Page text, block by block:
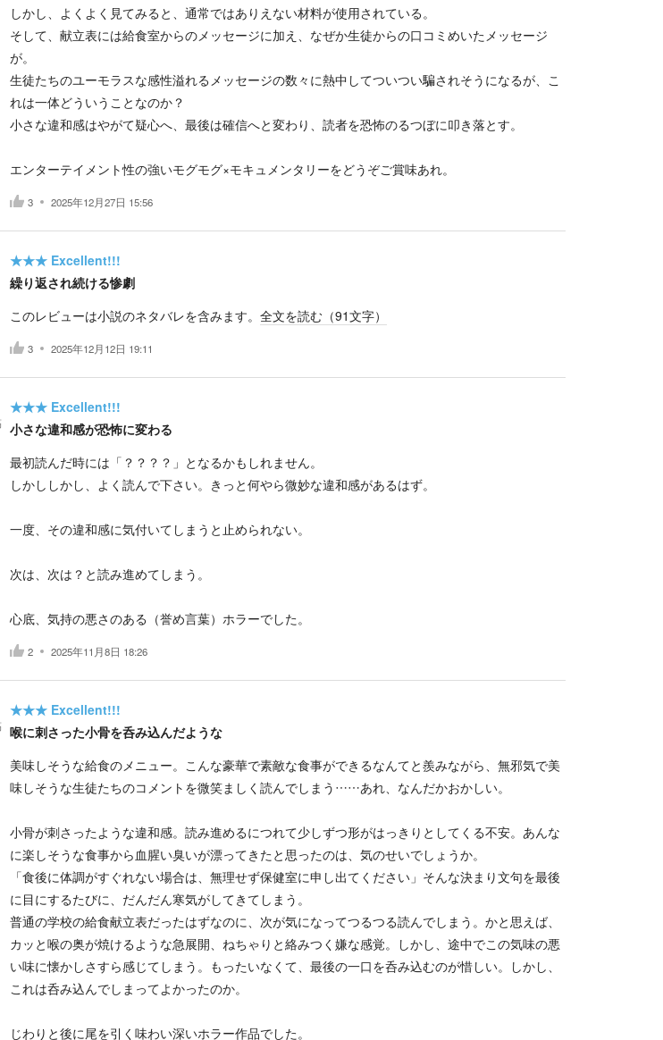
しかし、よくよく見てみると、通常ではありえない材料が使用されている。
そして、献立表には給食室からのメッセージに加え、なぜか生徒からの口コミめいたメッセージ
が。
生徒たちのユーモラスな感性溢れるメッセージの数々に熱中してついつい騙されそうになるが、こ
れは一体どういうことなのか？
小さな違和感はやがて疑心へ、最後は確信へと変わり、読者を恐怖のるつぼに叩き落とす。
エンターテイメント性の強いモグモグ×モキュメンタリーをどうぞご賞味あれ。
3 2025年12月27日 15:56
★★★ Excellent!!!
繰り返され続ける惨劇
このレビューは小説のネタバレを含みます。 全文を読む（91文字）
3 2025年12月12日 19:11
★★★ Excellent!!!
小さな違和感が恐怖に変わる
最初読んだ時には「？？？？」となるかもしれません。
しかししかし、よく読んで下さい。きっと何やら微妙な違和感があるはず。
一度、その違和感に気付いてしまうと止められない。
次は、次は？と読み進めてしまう。
心底、気持の悪さのある（誉め言葉）ホラーでした。
2 2025年11月8日 18:26
★★★ Excellent!!!
喉に刺さった小骨を呑み込んだような
美味しそうな給食のメニュー。こんな豪華で素敵な食事ができるなんてと羨みながら、無邪気で美
味しそうな生徒たちのコメントを微笑ましく読んでしまう……あれ、なんだかおかしい。
小骨が刺さったような違和感。読み進めるにつれて少しずつ形がはっきりとしてくる不安。あんな
に楽しそうな食事から血腥い臭いが漂ってきたと思ったのは、気のせいでしょうか。
「食後に体調がすぐれない場合は、無理せず保健室に申し出てください」そんな決まり文句を最後
に目にするたびに、だんだん寒気がしてきてしまう。
普通の学校の給食献立表だったはずなのに、次が気になってつるつる読んでしまう。かと思えば、
カッと喉の奥が焼けるような急展開、ねちゃりと絡みつく嫌な感覚。しかし、途中でこの気味の悪
い味に懐かしさすら感じてしまう。もったいなくて、最後の一口を呑み込むのが惜しい。しかし、
これは呑み込んでしまってよかったのか。
じわりと後に尾を引く味わい深いホラー作品でした。